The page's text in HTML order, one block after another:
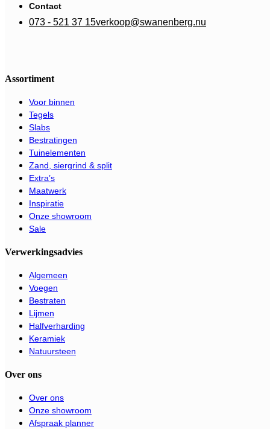
Contact
073 - 521 37 15verkoop@swanenberg.nu
Assortiment
Voor binnen
Tegels
Slabs
Bestratingen
Tuinelementen
Zand, siergrind & split
Extra’s
Maatwerk
Inspiratie
Onze showroom
Sale
Verwerkingsadvies
Algemeen
Voegen
Bestraten
Lijmen
Halfverharding
Keramiek
Natuursteen
Over ons
Over ons
Onze showroom
Afspraak planner